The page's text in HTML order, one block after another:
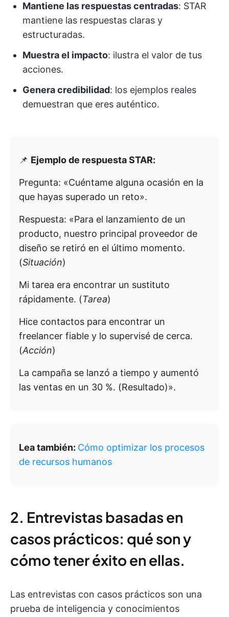
Mantiene las respuestas centradas: STAR
mantiene las respuestas claras y
estructuradas.
Muestra el impacto: ilustra el valor de tus
acciones.
Genera credibilidad: los ejemplos reales
demuestran que eres auténtico.
📌 Ejemplo de respuesta STAR:
Pregunta: «Cuéntame alguna ocasión en la
que hayas superado un reto».
Respuesta: «Para el lanzamiento de un
producto, nuestro principal proveedor de
diseño se retiró en el último momento.
(Situación)
Mi tarea era encontrar un sustituto
rápidamente. (Tarea)
Hice contactos para encontrar un
freelancer fiable y lo supervisé de cerca.
(Acción)
La campaña se lanzó a tiempo y aumentó
las ventas en un 30 %. (Resultado)».
Lea también: Cómo optimizar los procesos
de recursos humanos
2. Entrevistas basadas en
casos prácticos: qué son y
cómo tener éxito en ellas.
Las entrevistas con casos prácticos son una
prueba de inteligencia y conocimientos